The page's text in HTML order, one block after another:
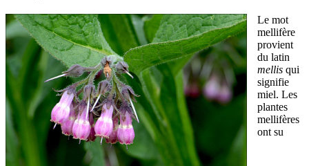
Le mot
mellifère
provient
du latin
mellis qui
signifie
miel. Les
plantes
mellifères
ont su